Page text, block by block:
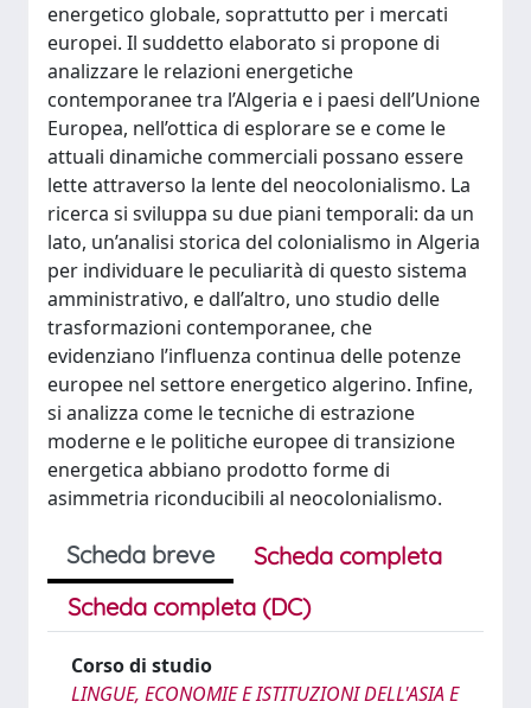
energetico globale, soprattutto per i mercati
europei. Il suddetto elaborato si propone di
analizzare le relazioni energetiche
contemporanee tra l’Algeria e i paesi dell’Unione
Europea, nell’ottica di esplorare se e come le
attuali dinamiche commerciali possano essere
lette attraverso la lente del neocolonialismo. La
ricerca si sviluppa su due piani temporali: da un
lato, un’analisi storica del colonialismo in Algeria
per individuare le peculiarità di questo sistema
amministrativo, e dall’altro, uno studio delle
trasformazioni contemporanee, che
evidenziano l’influenza continua delle potenze
europee nel settore energetico algerino. Infine,
si analizza come le tecniche di estrazione
moderne e le politiche europee di transizione
energetica abbiano prodotto forme di
asimmetria riconducibili al neocolonialismo.
Scheda breve
Scheda completa
Scheda completa (DC)
Corso di studio
LINGUE, ECONOMIE E ISTITUZIONI DELL'ASIA E